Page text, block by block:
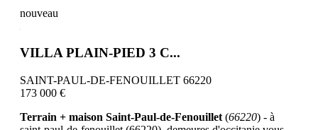
nouveau
VILLA PLAIN-PIED 3 C...
SAINT-PAUL-DE-FENOUILLET 66220
173 000 €
Terrain + maison Saint-Paul-de-Fenouillet (66220) - à